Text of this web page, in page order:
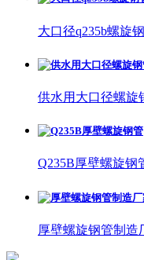
大口径q235b螺旋
供水用大口径螺旋
Q235B厚壁螺旋钢
厚壁螺旋钢管制造